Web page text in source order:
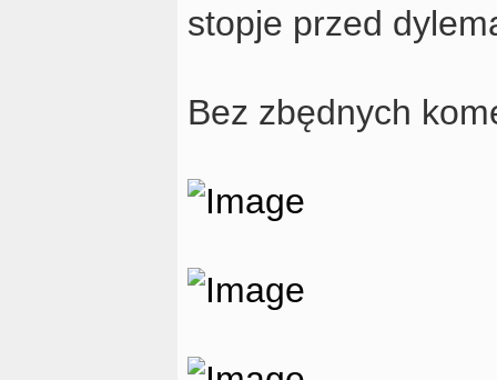
stopje przed
Bez zbędnych